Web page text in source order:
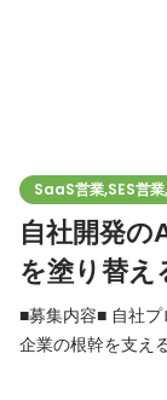
SaaS営業,SES営
自社開発の
を塗り替え
■募集内容■ 自社プ
企業の根幹を支え